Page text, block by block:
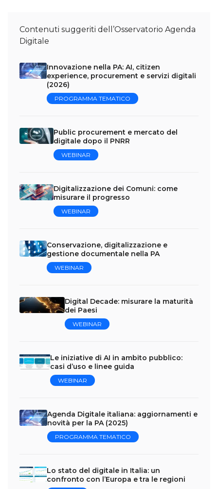
Contenuti suggeriti dell’Osservatorio Agenda
Digitale
Innovazione nella PA: AI, citizen
experience, procurement e servizi digitali
(2026)
PROGRAMMA TEMATICO
Public procurement e mercato del
digitale dopo il PNRR
WEBINAR
Digitalizzazione dei Comuni: come
misurare il progresso
WEBINAR
Conservazione, digitalizzazione e
gestione documentale nella PA
WEBINAR
Digital Decade: misurare la maturità
dei Paesi
WEBINAR
Le iniziative di AI in ambito pubblico:
casi d’uso e linee guida
WEBINAR
Agenda Digitale italiana: aggiornamenti e
novità per la PA (2025)
PROGRAMMA TEMATICO
Lo stato del digitale in Italia: un
confronto con l’Europa e tra le regioni